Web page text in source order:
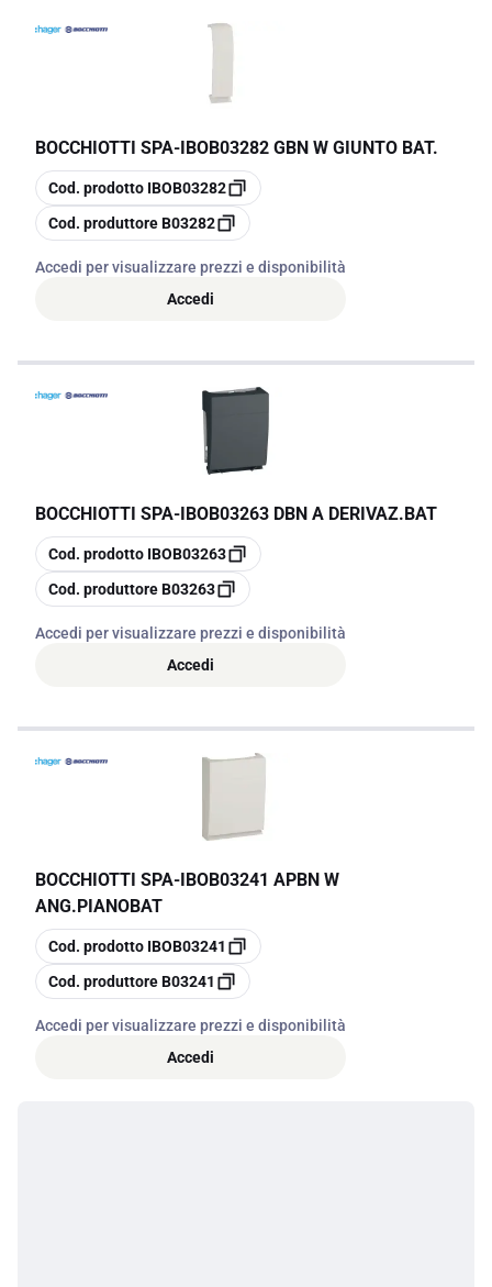
BOCCHIOTTI SPA-IBOB03282 GBN W GIUNTO BAT.
copia
Cod. prodotto IBOB03282
copia
Cod. produttoreB03282
Accedi per visualizzare prezzi e disponibilità
Accedi
BOCCHIOTTI SPA-IBOB03263 DBN A DERIVAZ.BAT
copia
Cod. prodotto IBOB03263
copia
Cod. produttoreB03263
Accedi per visualizzare prezzi e disponibilità
Accedi
BOCCHIOTTI SPA-IBOB03241 APBN W
ANG.PIANOBAT
copia
Cod. prodotto IBOB03241
copia
Cod. produttoreB03241
Accedi per visualizzare prezzi e disponibilità
Accedi